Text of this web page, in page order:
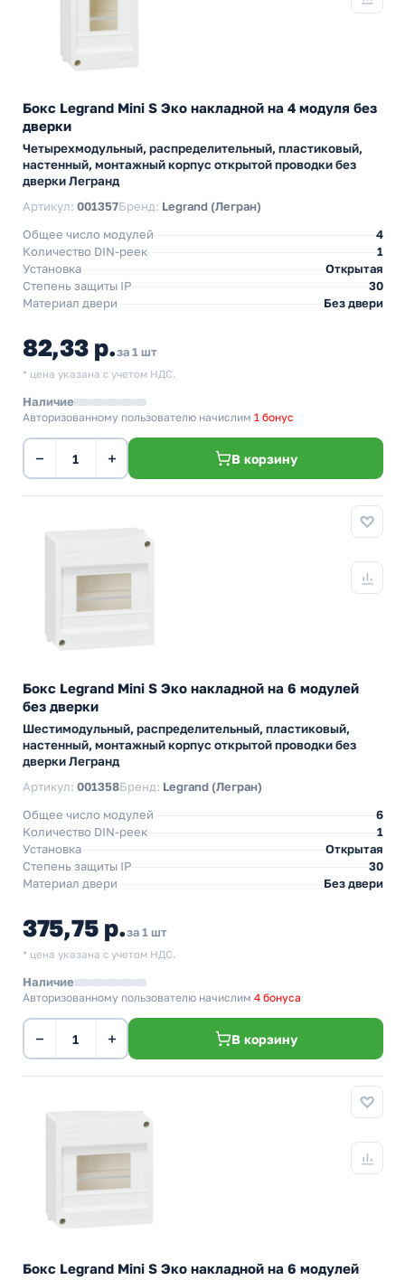
Бокс Legrand Mini S Эко накладной на 4 модуля без
дверки
Четырехмодульный, распределительный, пластиковый,
настенный, монтажный корпус открытой проводки без
дверки Легранд
Артикул: 001357Бренд: Legrand (Легран)
Общее число модулей
4
Количество DIN-реек
1
Установка
Открытая
Степень защиты IP
30
Материал двери
Без двери
82,33 р.за 1 шт
* цена указана с учетом НДС.
Наличие
Авторизованному пользователю начислим 1 бонус
− + В корзину
Бокс Legrand Mini S Эко накладной на 6 модулей
без дверки
Шестимодульный, распределительный, пластиковый,
настенный, монтажный корпус открытой проводки без
дверки Легранд
Артикул: 001358Бренд: Legrand (Легран)
Общее число модулей
6
Количество DIN-реек
1
Установка
Открытая
Степень защиты IP
30
Материал двери
Без двери
375,75 р.за 1 шт
* цена указана с учетом НДС.
Наличие
Авторизованному пользователю начислим 4 бонуса
− + В корзину
Бокс Legrand Mini S Эко накладной на 6 модулей